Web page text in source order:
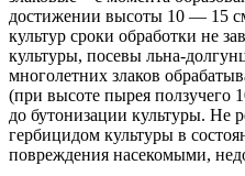
достижении высоты 10 — 15
культур сроки обработки не
культуры, посевы льна-
многолетних злаков
(при высоте пырея ползучего
до бутонизации культуры. Не
гербицидом культуры в
повреждения насекомыми,